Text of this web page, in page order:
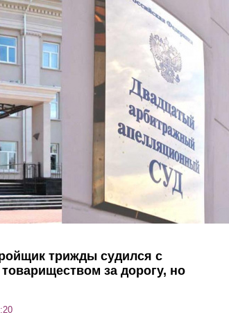
трижды судился с
за дорогу, но